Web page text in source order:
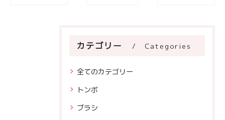
カテゴリー Categories
全てのカテゴリー
トンボ
ブラシ